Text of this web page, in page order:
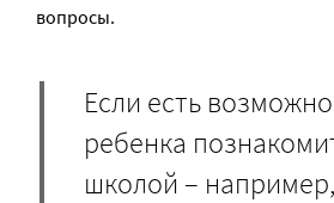
вопросы.
Если есть
ребенка
школой –